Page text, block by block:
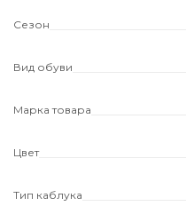
Сезон
Вид обуви
Марка товара
Цвет
Тип каблука